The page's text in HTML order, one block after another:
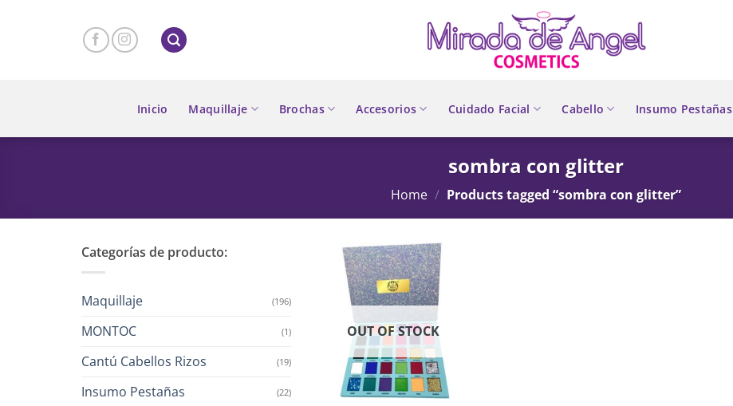
Inicio Maquillaje Brochas Accesorios Cuidado Facial Cabello Insumo Pestañas
sombra con glitter
Home / Products tagged “sombra con glitter”
Categorías de producto:
Maquillaje (196)
MONTOC (1)
Cantú Cabellos Rizos (19)
Insumo Pestañas (22)
OUT OF STOCK